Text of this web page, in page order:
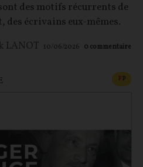
des motifs récurrents de
écrivains eux-mêmes.
LANOT 10/06/2026 0 commentaire
FP